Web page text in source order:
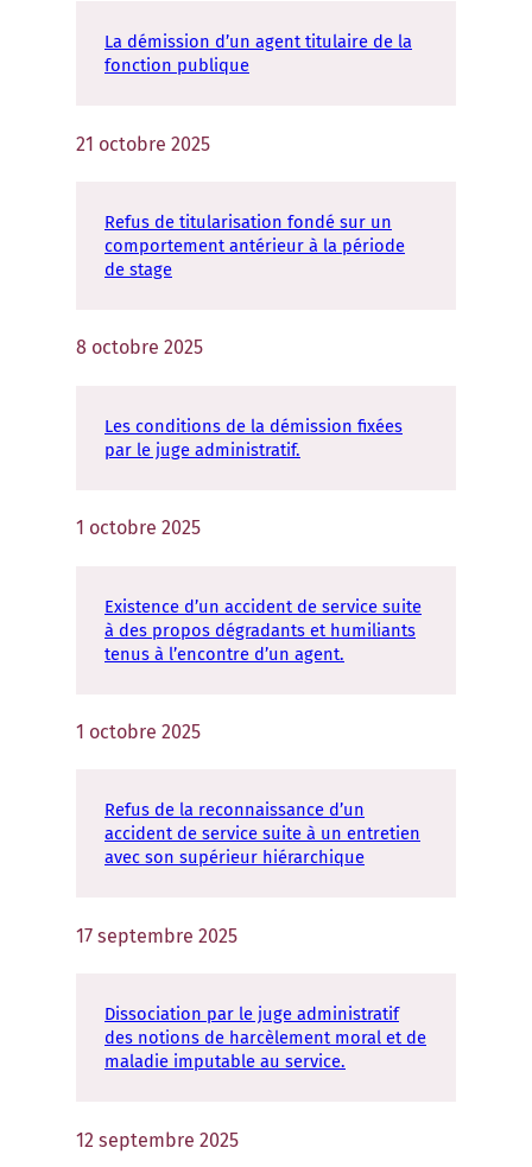
La démission d’un agent titulaire de la
fonction publique
21 octobre 2025
Refus de titularisation fondé sur un
comportement antérieur à la période
de stage
8 octobre 2025
Les conditions de la démission fixées
par le juge administratif.
1 octobre 2025
Existence d’un accident de service suite
à des propos dégradants et humiliants
tenus à l’encontre d’un agent.
1 octobre 2025
Refus de la reconnaissance d’un
accident de service suite à un entretien
avec son supérieur hiérarchique
17 septembre 2025
Dissociation par le juge administratif
des notions de harcèlement moral et de
maladie imputable au service.
12 septembre 2025